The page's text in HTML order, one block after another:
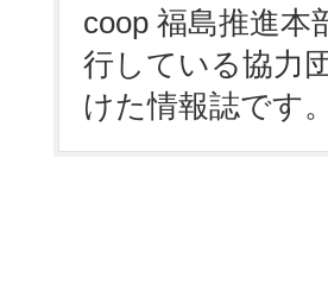
coop 福島推進本
行している協力
けた情報誌です。